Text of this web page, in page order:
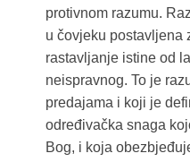
protivnom razumu.
u čovjeku postavljena
rastavljanje istine od
neispravnog. To je
predajama i koji je
određivačka snaga
Bog, i koja